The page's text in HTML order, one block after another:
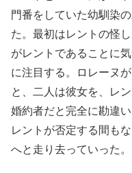
門番をしていた幼馴染
た。最初はレントの怪
がレントであることに
に注目する。ロレーヌ
と、二人は彼女を、レ
婚約者だと完全に勘違
レントが否定する間も
へと走り去っていった。